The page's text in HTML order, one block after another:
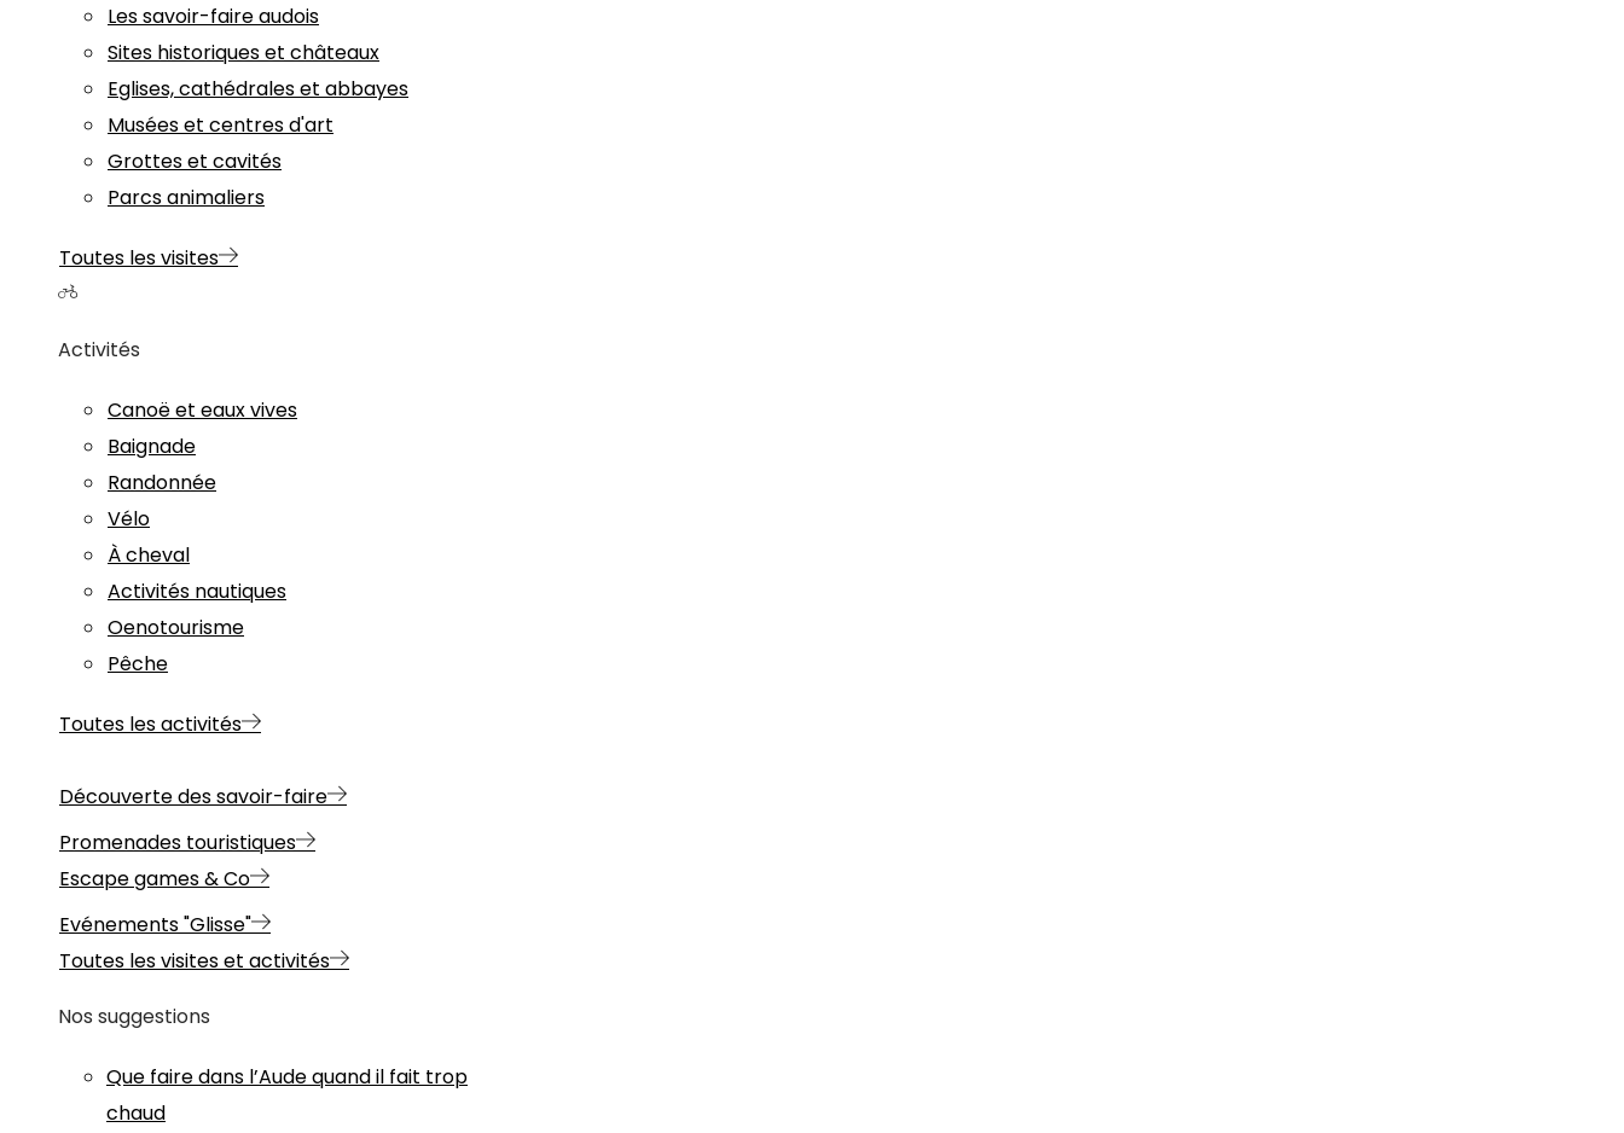
Les savoir-faire audois
Sites historiques et châteaux
Eglises, cathédrales et abbayes
Musées et centres d'art
Grottes et cavités
Parcs animaliers
Toutes les visites
Activités
Canoë et eaux vives
Baignade
Randonnée
Vélo
À cheval
Activités nautiques
Oenotourisme
Pêche
Toutes les activités
Découverte des savoir-faire
Promenades touristiques
Escape games & Co
Evénements "Glisse"
Toutes les visites et activités
Nos suggestions
Que faire dans l’Aude quand il fait trop
chaud